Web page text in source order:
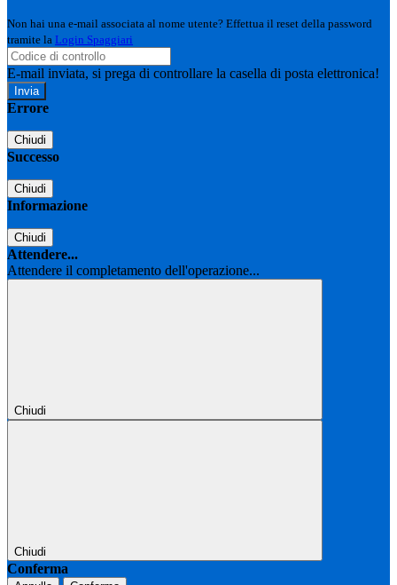
Non hai una e-mail associata al nome utente? Effettua il reset della password
tramite la Login Spaggiari
E-mail inviata, si prega di controllare la casella di posta elettronica!
Errore
Chiudi
Successo
Chiudi
Informazione
Chiudi
Attendere...
Attendere il completamento dell'operazione...
Chiudi
Chiudi
Conferma